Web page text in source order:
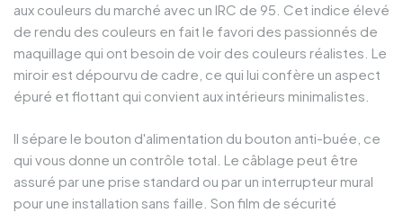
aux couleurs du marché avec un IRC de 95. Cet indice élevé
de rendu des couleurs en fait le favori des passionnés de
maquillage qui ont besoin de voir des couleurs réalistes. Le
miroir est dépourvu de cadre, ce qui lui confère un aspect
épuré et flottant qui convient aux intérieurs minimalistes.
Il sépare le bouton d'alimentation du bouton anti-buée, ce
qui vous donne un contrôle total. Le câblage peut être
assuré par une prise standard ou par un interrupteur mural
pour une installation sans faille. Son film de sécurité